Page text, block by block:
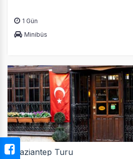
1 Gün
Minibüs
Gaziantep Turu